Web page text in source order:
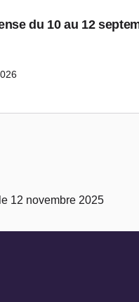
du 10 au 12
12 novembre 2025